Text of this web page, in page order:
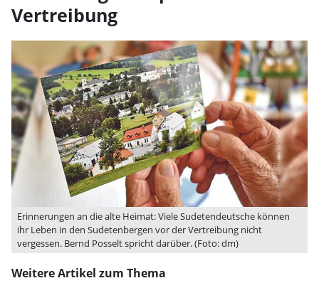
Vertreibung
Erinnerungen an die alte Heimat: Viele Sudetendeutsche können
ihr Leben in den Sudetenbergen vor der Vertreibung nicht
vergessen. Bernd Posselt spricht darüber. (Foto: dm)
Weitere Artikel zum Thema